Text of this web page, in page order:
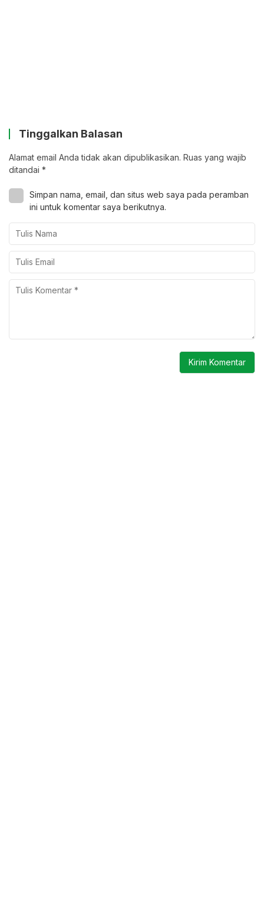
Tinggalkan Balasan
Alamat email Anda tidak akan dipublikasikan. Ruas yang wajib
ditandai *
Simpan nama, email, dan situs web saya pada peramban
ini untuk komentar saya berikutnya.